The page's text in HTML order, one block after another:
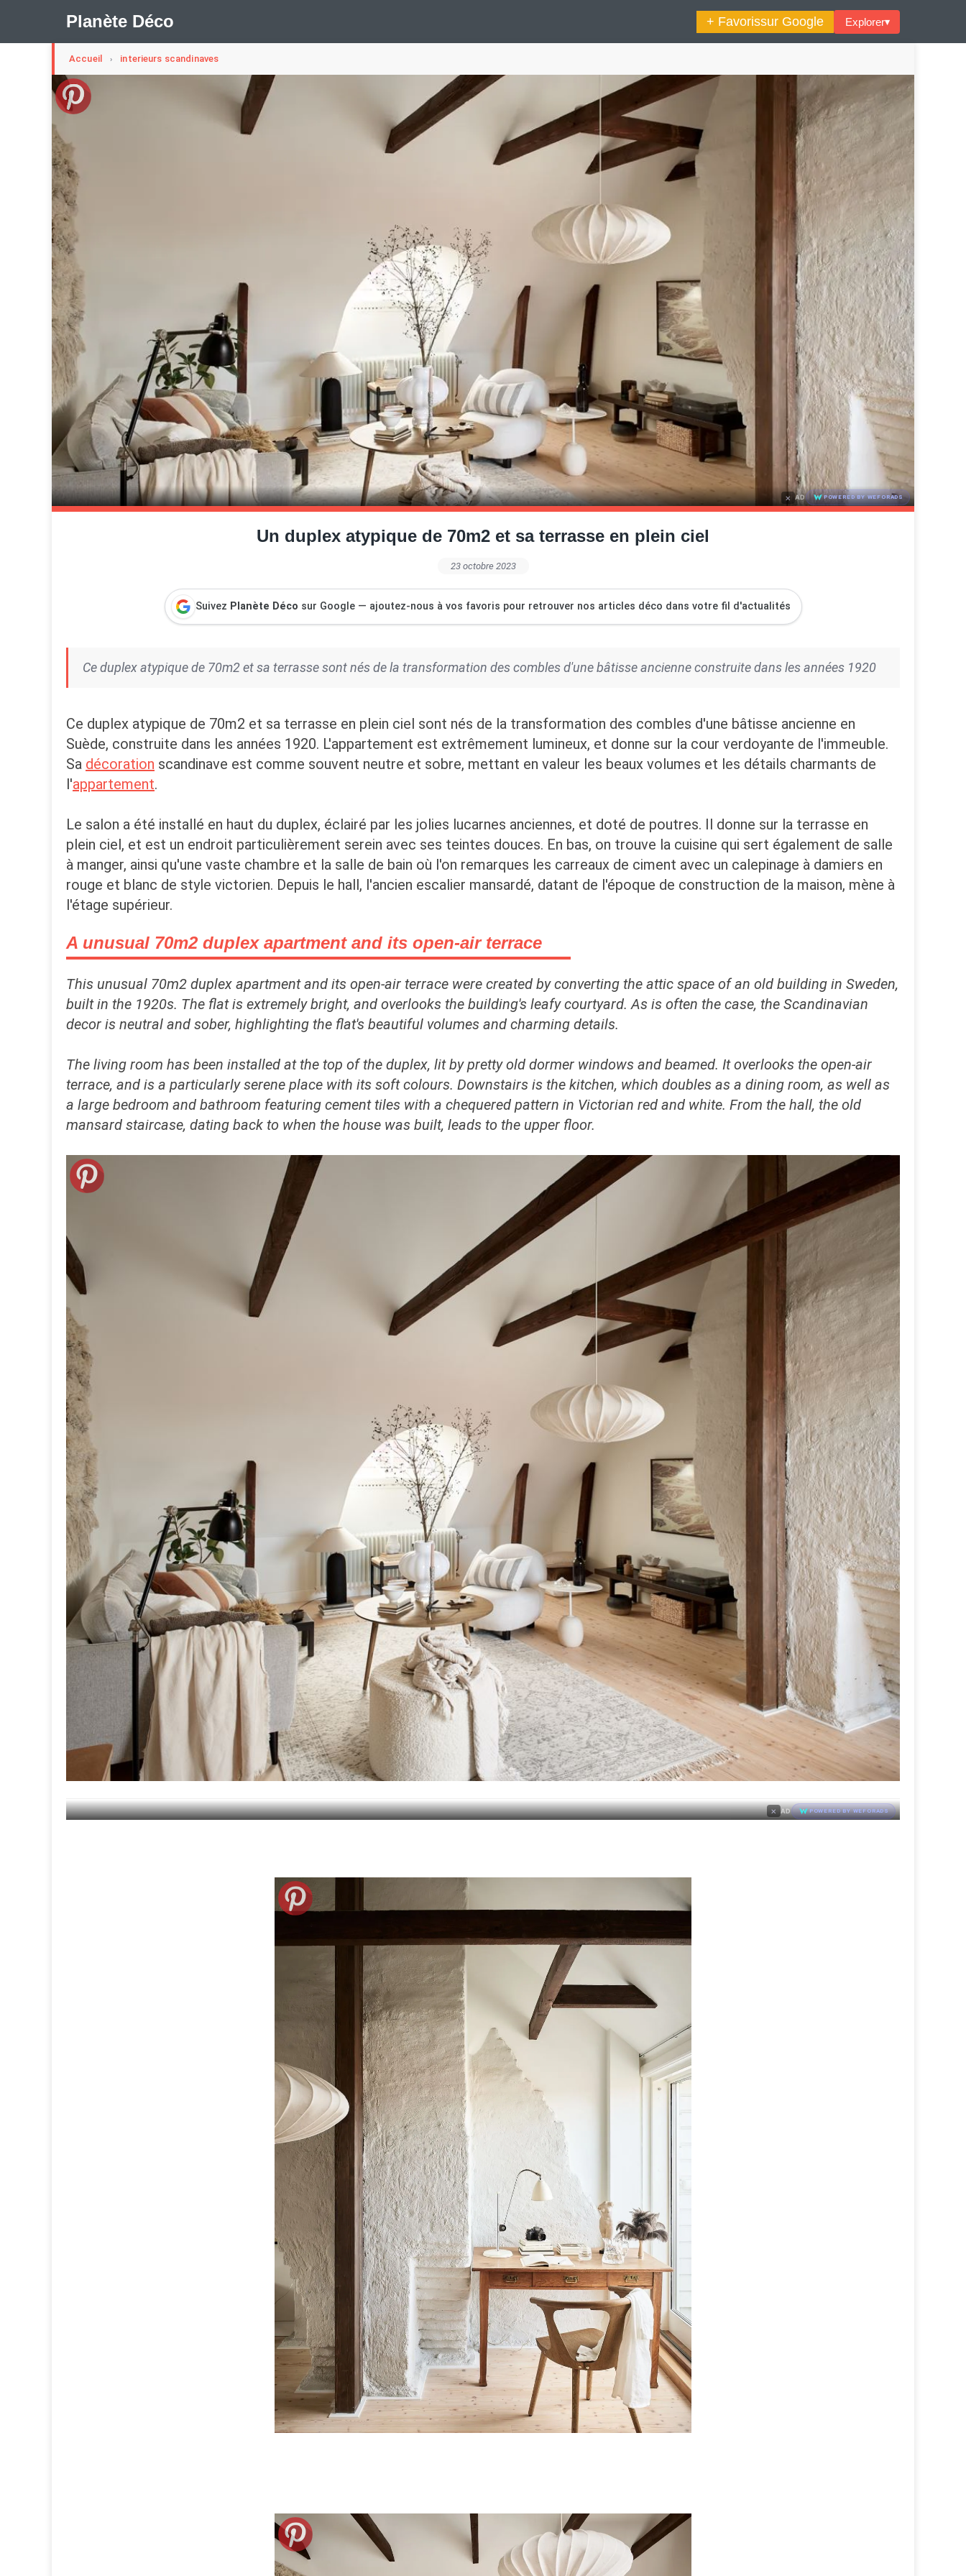
Planète Déco + Favorissur Google Explorer▾
🛍︎ Shop Planète Déco ℹ︎ À propos
Design Suédois En Quelques Photos Idées Déco En 10 Photos La Semaine Décoration Et Design
Maison En Ville
La Décoration Selon Votre Signe Astrologique Les Trouvailles Déco Du Jour
Maison Appartement Écologique
On Décode La Déco
Piscine
Question De Style
Accueil › interieurs scandinaves
× AD POWERED BY WEFORADS
Un duplex atypique de 70m2 et sa terrasse en plein ciel
23 octobre 2023
Suivez Planète Déco sur Google — ajoutez-nous à vos favoris pour retrouver nos articles déco dans votre fil d'actualités
Ce duplex atypique de 70m2 et sa terrasse sont nés de la transformation des combles d'une bâtisse ancienne construite dans les années 1920
Ce duplex atypique de 70m2 et sa terrasse en plein ciel sont nés de la transformation des combles d'une bâtisse ancienne en
Suède, construite dans les années 1920. L'appartement est extrêmement lumineux, et donne sur la cour verdoyante de l'immeuble.
Sa décoration scandinave est comme souvent neutre et sobre, mettant en valeur les beaux volumes et les détails charmants de
l'appartement.
Le salon a été installé en haut du duplex, éclairé par les jolies lucarnes anciennes, et doté de poutres. Il donne sur la terrasse en
plein ciel, et est un endroit particulièrement serein avec ses teintes douces. En bas, on trouve la cuisine qui sert également de salle
à manger, ainsi qu'une vaste chambre et la salle de bain où l'on remarques les carreaux de ciment avec un calepinage à damiers en
rouge et blanc de style victorien. Depuis le hall, l'ancien escalier mansardé, datant de l'époque de construction de la maison, mène à
l'étage supérieur.
A unusual 70m2 duplex apartment and its open-air terrace
This unusual 70m2 duplex apartment and its open-air terrace were created by converting the attic space of an old building in Sweden,
built in the 1920s. The flat is extremely bright, and overlooks the building's leafy courtyard. As is often the case, the Scandinavian
decor is neutral and sober, highlighting the flat's beautiful volumes and charming details.
The living room has been installed at the top of the duplex, lit by pretty old dormer windows and beamed. It overlooks the open-air
terrace, and is a particularly serene place with its soft colours. Downstairs is the kitchen, which doubles as a dining room, as well as
a large bedroom and bathroom featuring cement tiles with a chequered pattern in Victorian red and white. From the hall, the old
mansard staircase, dating back to when the house was built, leads to the upper floor.
× AD POWERED BY WEFORADS